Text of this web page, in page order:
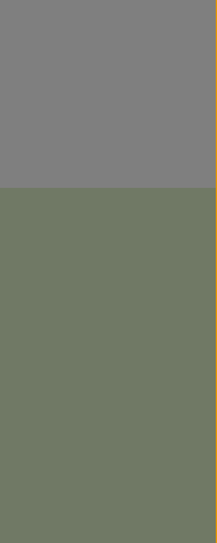
hofbauernhof/